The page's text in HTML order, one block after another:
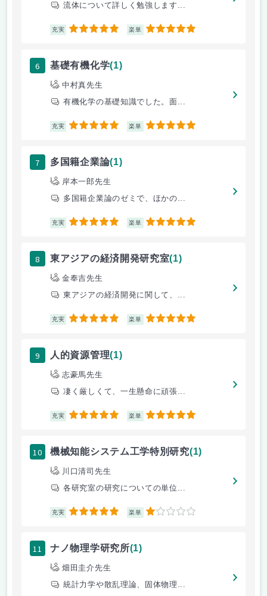
流体について詳しく勉強します...
充実 5 楽単 5
6 基礎有機化学(1)
中村真先生
有機化学の基礎知識でした。面...
充実 5 楽単 5
7 多国籍企業論(1)
岸本一郎先生
多国籍企業論のゼミで、ほかの...
充実 5 楽単 5
8 東アジアの経済開発研究室(1)
金奉吉先生
東アジアの経済開発に関して、...
充実 5 楽単 5
9 人的資源管理(1)
志豪馬先生
凄く厳しくて、一生懸命に頑張...
充実 5 楽単 5
10 機械知能システム工学特別研究(1)
川口清司先生
各研究室の研究についての単位...
充実 5 楽単 1
11 ナノ物理学研究所(1)
畑田圭介先生
統計力学や散乱理論、固体物理...